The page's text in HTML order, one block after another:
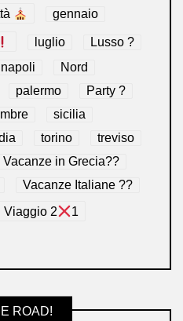
gennaio
luglio
Lusso ?
napoli
Nord
palermo
Party ?
sicilia
torino
treviso
Vacanze in Grecia??
Vacanze Italiane ??
Viaggio 2
1
ROAD!